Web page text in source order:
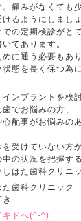
痛みがなくても
るようにしまし
の定期検診がと
てあります。
に通う必要もあ
態を長く保つ為
ンプラントを検
でお悩みの方、
配事がお悩みの
受けていない方
の状況を把握す
はた歯科クリニ
歯科クリニック
キドへ(^-^)